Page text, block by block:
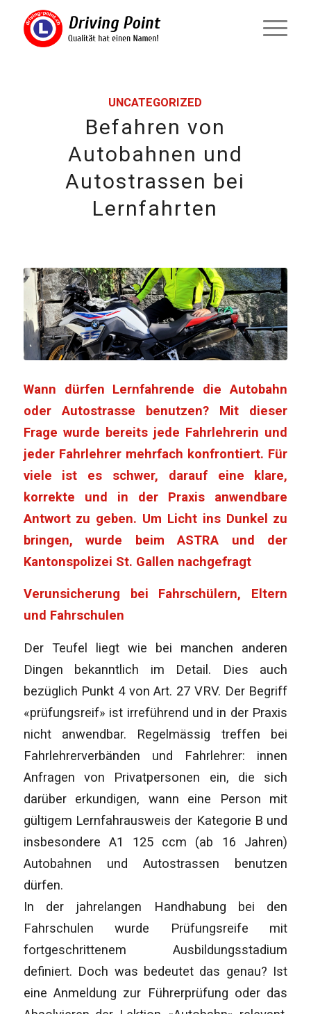
UNCATEGORIZED
Befahren von
Autobahnen und
Autostrassen bei
Lernfahrten
Wann dürfen Lernfahrende die Autobahn
oder Autostrasse benutzen? Mit dieser
Frage wurde bereits jede Fahrlehrerin und
jeder Fahrlehrer mehrfach konfrontiert. Für
viele ist es schwer, darauf eine klare,
korrekte und in der Praxis anwendbare
Antwort zu geben. Um Licht ins Dunkel zu
bringen, wurde beim ASTRA und der
Kantonspolizei St. Gallen nachgefragt
Verunsicherung bei Fahrschülern, Eltern
und Fahrschulen
Der Teufel liegt wie bei manchen anderen
Dingen bekanntlich im Detail. Dies auch
bezüglich Punkt 4 von Art. 27 VRV. Der Begriff
«prüfungsreif» ist irreführend und in der Praxis
nicht anwendbar. Regelmässig treffen bei
Fahrlehrerverbänden und Fahrlehrer: innen
Anfragen von Privatpersonen ein, die sich
darüber erkundigen, wann eine Person mit
gültigem Lernfahrausweis der Kategorie B und
insbesondere A1 125 ccm (ab 16 Jahren)
Autobahnen und Autostrassen benutzen
dürfen.
In der jahrelangen Handhabung bei den
Fahrschulen wurde Prüfungsreife mit
fortgeschrittenem Ausbildungsstadium
definiert. Doch was bedeutet das genau? Ist
eine Anmeldung zur Führerprüfung oder das